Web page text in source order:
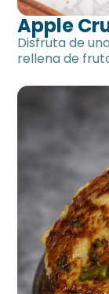
Apple
Disfruta de
rellena de